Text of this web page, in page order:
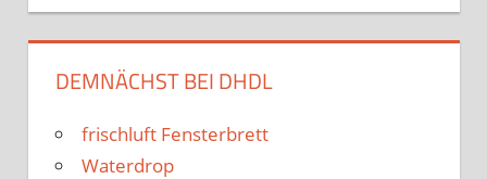
DEMNÄCHST BEI DHDL
frischluft Fensterbrett
Waterdrop